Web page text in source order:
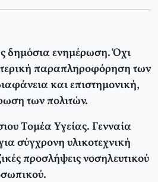
δημόσια ενημέρωση. Όχι
παραπληροφόρηση των
και επιστημονική,
των πολιτών.
Τομέα Υγείας. Γενναία
σύγχρονη υλικοτεχνική
προσλήψεις νοσηλευτικού